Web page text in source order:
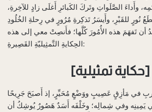
وأَداءَ الصَّلَواتِ وتَركَ الكَبائرِ أَغلَى زادٍ للآخِرةِ،
أن تَفهَمَ هذه الأُمُورَ كُلَّها؛ فأَنصِتْ معي إلى هذه
الحِكايةِ التَّمثِيليّةِ القَصِيرةِ:
[حكاية تمثيلية]
في مَأزِقٍ عَصِيبٍ ووَضْعٍ مُحَيِّرٍ، إذ أَصبَحَ جَرِيحًا
يَمِينِه وفي شِمالِه؛ وخَلْفَه أَسَدٌ هَصُورٌ يُوشِكُ أن